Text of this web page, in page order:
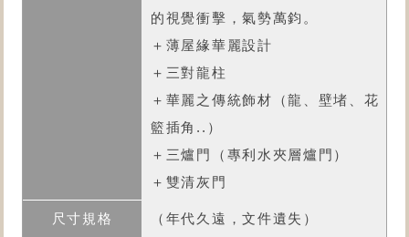
的視覺衝擊，氣勢萬鈞。
＋薄屋緣華麗設計
＋三對龍柱
＋華麗之傳統飾材（龍、壁堵、花
籃插角..）
＋三爐門（專利水夾層爐門）
＋雙清灰門
（年代久遠，文件遺失）